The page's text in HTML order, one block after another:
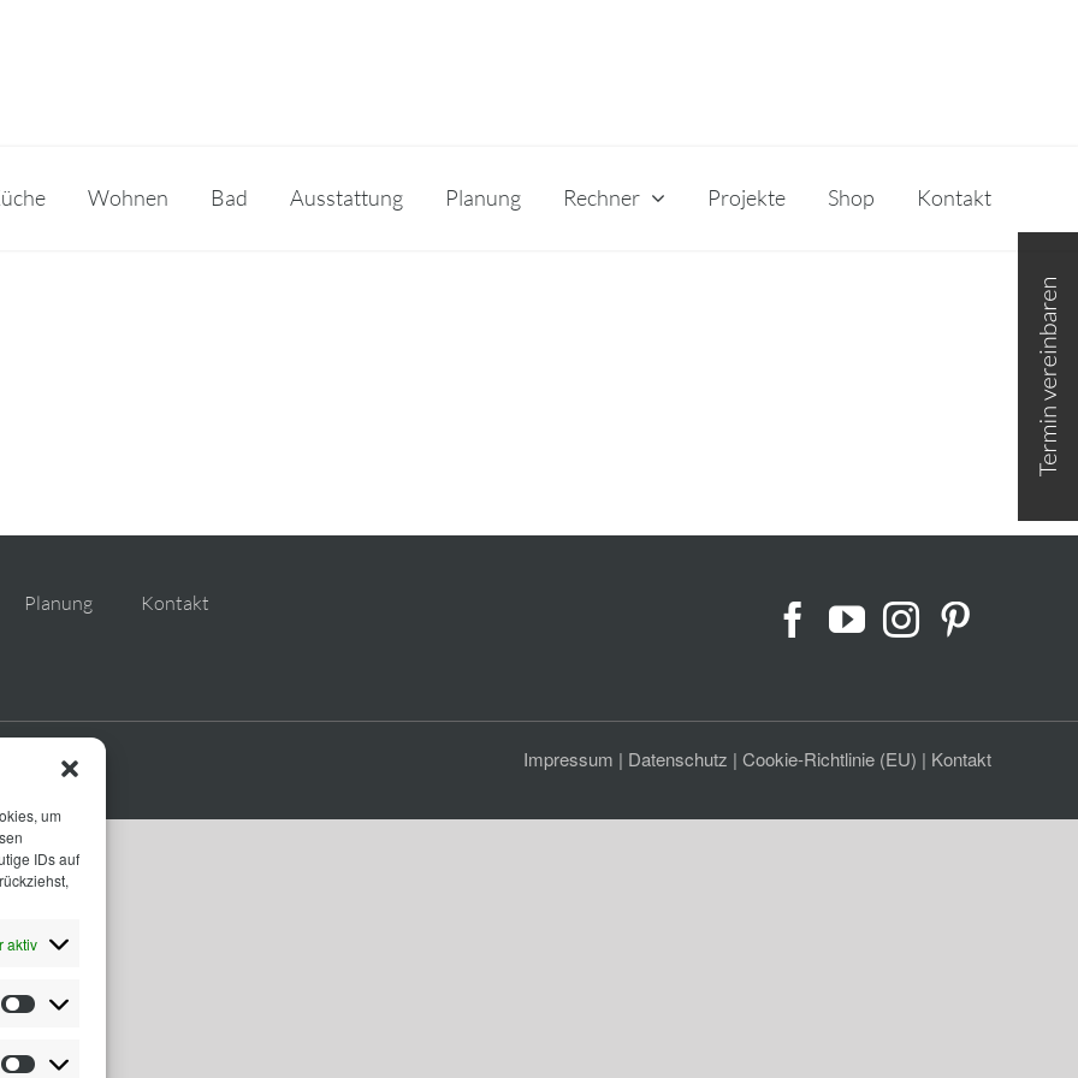
um
IDs auf
aktiv
Statistiken
Wohnen Bad Ausstattung Planung Rechner Projekte Shop Kontakt
Planung Kontakt
Impressum | Datenschutz | Cookie-Richtlinie (EU) | Kontakt
Area